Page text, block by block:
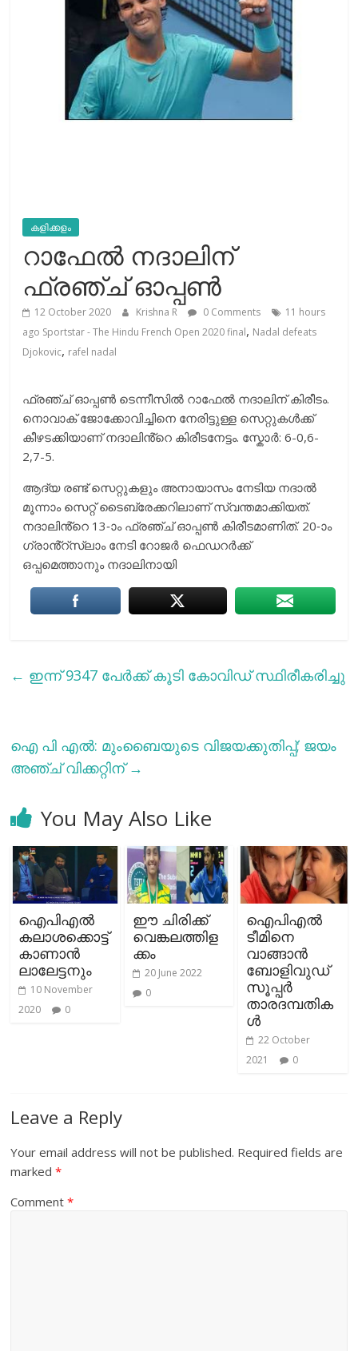
കളിക്കളം
റാഫേൽ നദാലിന്
ഫ്രഞ്ച് ഓപ്പൺ
12 October 2020 Krishna R 0 Comments
11 hours
ago Sportstar - The Hindu French Open 2020 final, Nadal defeats
Djokovic, rafel nadal
ഫ്രഞ്ച് ഓപ്പൺ ടെന്നീസിൽ റാഫേൽ നദാലിന് കിരീടം.
നൊവാക് ജോക്കോവിച്ചിനെ നേരിട്ടുള്ള സെറ്റുകൾക്ക്
കീഴടക്കിയാണ് നദാലിൻ്റെ കിരീടനേട്ടം. സ്കോർ: 6-0,6-
2,7-5.
ആദ്യ രണ്ട് സെറ്റുകളും അനായാസം നേടിയ നദാൽ
മൂന്നാം സെറ്റ് ടൈബ്രേക്കറിലാണ് സ്വന്തമാക്കിയത്.
നദാലിൻ്റെ 13-ാം ഫ്രഞ്ച് ഓപ്പൺ കിരീടമാണിത്. 20-ാം
ഗ്രാൻ്റ്സ്ലാം നേടി റോജർ ഫെഡറർക്ക്
ഒപ്പമെത്താനും നദാലിനായി
← ഇന്ന് 9347 പേര്‍ക്ക് കൂടി കോവിഡ് സ്ഥിരീകരിച്ചു
ഐ പി എൽ: മുംബൈയുടെ വിജയക്കുതിപ്പ്; ജയം
അഞ്ച് വിക്കറ്റിന്→
You May Also Like
ഐപിഎല്‍
കലാശക്കൊട്ട്
കാണാന്‍
ലാലേട്ടനും
10 November
2020
0
ഈ ചിരിക്ക്
വെങ്കലത്തിള
ക്കം
20 June 2022
0
ഐപിഎല്‍
ടീമിനെ
വാങ്ങാന്‍
ബോളിവുഡ്
സൂപ്പര്‍
താരദമ്പതിക
ള്‍
22 October
2021
0
Leave a Reply
Your email address will not be published. Required fields are
marked*
Comment*